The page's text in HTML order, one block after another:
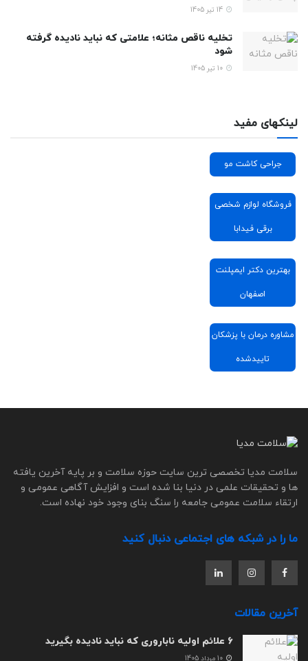
تخلیه ناقص مثانه؛ علامتی که نباید نادیده گرفته
شود
لینکهای مفید
جراحی کاشت مو
فروشگاه لوازم شخصی
برقی فیدابا
بهترین دکتر ایمپلنت
اصفهان
مشاوره درمان با پزشکان
تاییدشده
سلامت مدیا تخصصی ترین سایت حوزه سلامت و بر پایه آخرین یافته
ها و تحقیقات علمی در دنیا بنا شده است و افزایش آگاهی عمومی و
ارتقاء سلامت عمومی جامعه را سنگ بنای وجود خود نهاده است.
ما را در شبکه های اجتماعی دنبال کنید
آخرین مقالات
6 علائم اولیه ناباروری که نباید نادیده بگیرید